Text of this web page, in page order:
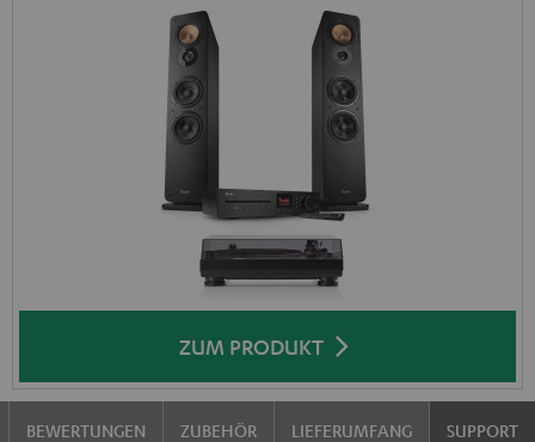
ZUM PRODUKT
BEWERTUNGEN ZUBEHÖR LIEFERUMFANG SUPPORT